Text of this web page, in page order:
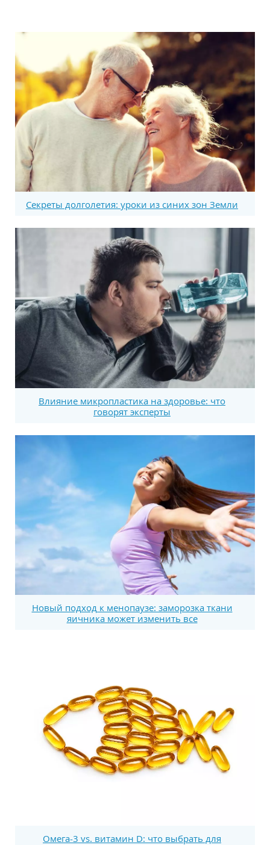
Секреты долголетия: уроки из синих зон Земли
Влияние микропластика на здоровье: что
говорят эксперты
Новый подход к менопаузе: заморозка ткани
яичника может изменить все
Омега-3 vs. витамин D: что выбрать для